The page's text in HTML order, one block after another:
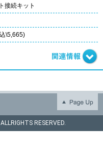
接続キット
\5,665)
RESERVED.